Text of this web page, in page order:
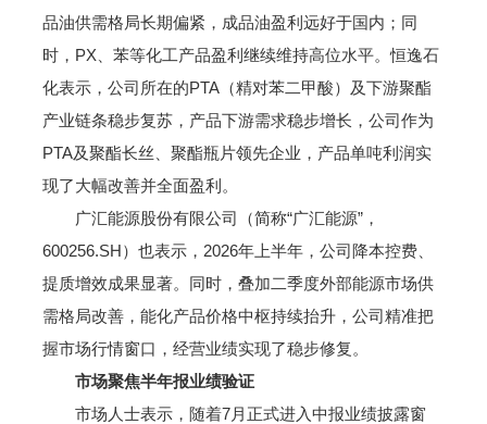
品油供需格局长期偏紧，成品油盈利远好于国内；同
时，PX、苯等化工产品盈利继续维持高位水平。恒逸石
化表示，公司所在的PTA（精对苯二甲酸）及下游聚酯
产业链条稳步复苏，产品下游需求稳步增长，公司作为
PTA及聚酯长丝、聚酯瓶片领先企业，产品单吨利润实
现了大幅改善并全面盈利。
广汇能源股份有限公司（简称“广汇能源”，
600256.SH）也表示，2026年上半年，公司降本控费、
提质增效成果显著。同时，叠加二季度外部能源市场供
需格局改善，能化产品价格中枢持续抬升，公司精准把
握市场行情窗口，经营业绩实现了稳步修复。
市场聚焦半年报业绩验证
市场人士表示，随着7月正式进入中报业绩披露窗